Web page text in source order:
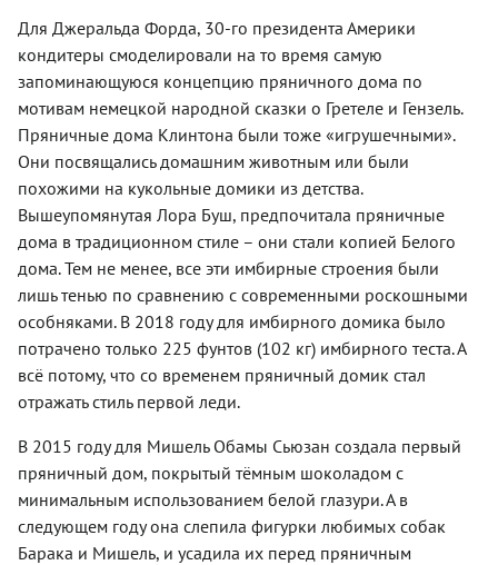
Для Джеральда Форда, 30-го президента Америки
кондитеры смоделировали на то время самую
запоминающуюся концепцию пряничного дома по
мотивам немецкой народной сказки о Гретеле и Гензель.
Пряничные дома Клинтона были тоже «игрушечными».
Они посвящались домашним животным или были
похожими на кукольные домики из детства.
Вышеупомянутая Лора Буш, предпочитала пряничные
дома в традиционном стиле – они стали копией Белого
дома. Тем не менее, все эти имбирные строения были
лишь тенью по сравнению с современными роскошными
особняками. В 2018 году для имбирного домика было
потрачено только 225 фунтов (102 кг) имбирного теста. А
всё потому, что со временем пряничный домик стал
отражать стиль первой леди.
В 2015 году для Мишель Обамы Сьюзан создала первый
пряничный дом, покрытый тёмным шоколадом с
минимальным использованием белой глазури. А в
следующем году она слепила фигурки любимых собак
Барака и Мишель, и усадила их перед пряничным